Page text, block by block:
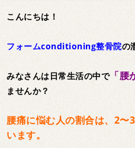
こんにちは！
フォームconditioning整骨院の
みなさんは日常生活の中で「腰
ませんか？
腰痛に悩む人の割合は、2〜
います。